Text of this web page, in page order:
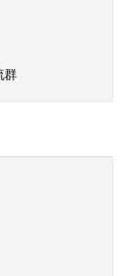
群